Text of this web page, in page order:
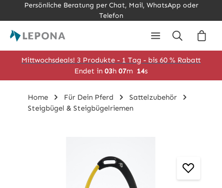
Zum Hauptinhalt springen
Persönliche Beratung per Chat, Mail, WhatsApp oder
Telefon
Mittwochsdeals! 3 Produkte - 1 Tag - bis 60 % Rabatt
Endet in 03h 07m 13s
Home Für Dein Pferd
Sattelzubehör
Steigbügel & Steigbügelriemen